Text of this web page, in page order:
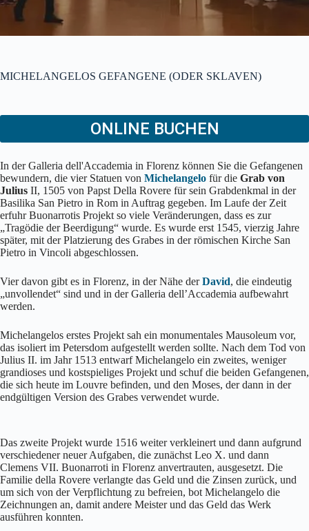
MICHELANGELOS GEFANGENE (ODER SKLAVEN)
ONLINE BUCHEN
In der Galleria dell'Accademia in Florenz können Sie die Gefangenen
bewundern, die vier Statuen von Michelangelo für die Grab von
Julius II, 1505 von Papst Della Rovere für sein Grabdenkmal in der
Basilika San Pietro in Rom in Auftrag gegeben. Im Laufe der Zeit
erfuhr Buonarrotis Projekt so viele Veränderungen, dass es zur
„Tragödie der Beerdigung“ wurde. Es wurde erst 1545, vierzig Jahre
später, mit der Platzierung des Grabes in der römischen Kirche San
Pietro in Vincoli abgeschlossen.
Vier davon gibt es in Florenz, in der Nähe derDavid, die eindeutig
„unvollendet“ sind und in der Galleria dell’Accademia aufbewahrt
werden.
Michelangelos erstes Projekt sah ein monumentales Mausoleum vor,
das isoliert im Petersdom aufgestellt werden sollte. Nach dem Tod von
Julius II. im Jahr 1513 entwarf Michelangelo ein zweites, weniger
grandioses und kostspieliges Projekt und schuf die beiden Gefangenen,
die sich heute im Louvre befinden, und den Moses, der dann in der
endgültigen Version des Grabes verwendet wurde.
Das zweite Projekt wurde 1516 weiter verkleinert und dann aufgrund
verschiedener neuer Aufgaben, die zunächst Leo X. und dann
Clemens VII. Buonarroti in Florenz anvertrauten, ausgesetzt. Die
Familie della Rovere verlangte das Geld und die Zinsen zurück, und
um sich von der Verpflichtung zu befreien, bot Michelangelo die
Zeichnungen an, damit andere Meister und das Geld das Werk
ausführen konnten.